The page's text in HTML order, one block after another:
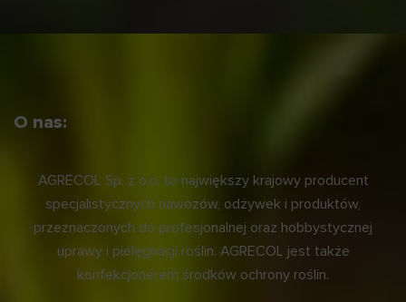
O nas:
AGRECOL Sp. z o.o. to największy krajowy producent
specjalistycznych nawozów, odżywek i produktów,
przeznaczonych do profesjonalnej oraz hobbystycznej
uprawy i pielęgnacji roślin. AGRECOL jest także
konfekcjonerem środków ochrony roślin.